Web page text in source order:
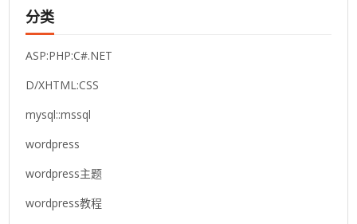
分类
ASP:PHP:C#.NET
D/XHTML:CSS
mysql::mssql
wordpress
wordpress主题
wordpress教程